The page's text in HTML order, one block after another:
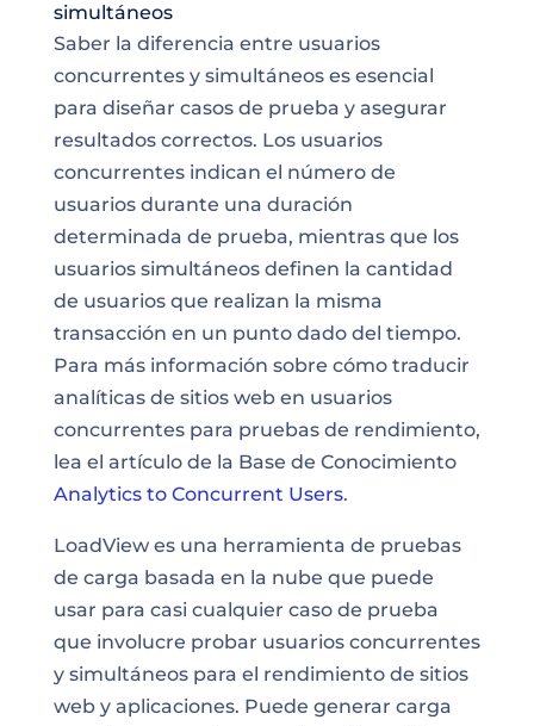
simultáneos
Saber la diferencia entre usuarios
concurrentes y simultáneos es esencial
para diseñar casos de prueba y asegurar
resultados correctos. Los usuarios
concurrentes indican el número de
usuarios durante una duración
determinada de prueba, mientras que los
usuarios simultáneos definen la cantidad
de usuarios que realizan la misma
transacción en un punto dado del tiempo.
Para más información sobre cómo traducir
analíticas de sitios web en usuarios
concurrentes para pruebas de rendimiento,
lea el artículo de la Base de Conocimiento
Analytics to Concurrent Users.
LoadView es una herramienta de pruebas
de carga basada en la nube que puede
usar para casi cualquier caso de prueba
que involucre probar usuarios concurrentes
y simultáneos para el rendimiento de sitios
web y aplicaciones. Puede generar carga